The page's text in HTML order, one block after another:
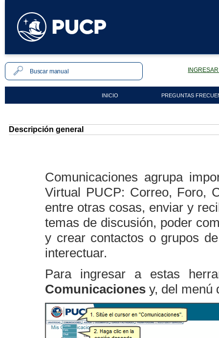
INICIO PREGUNTAS
Descripción general
Comunicaciones agrupa
Virtual PUCP: Correo, Foro,
entre otras cosas, enviar y
temas de discusión, poder
y crear contactos o grupos
interectuar.
Para ingresar a estas
Comunicaciones y, del menú